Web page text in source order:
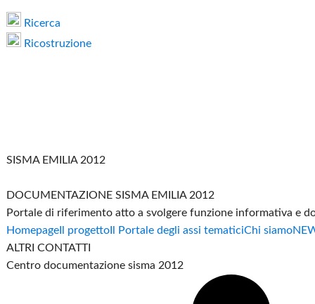
Ricerca
Ricostruzione
SISMA EMILIA 2012
DOCUMENTAZIONE SISMA EMILIA 2012
Portale di riferimento atto a svolgere funzione informativa e
Homepage Il progetto Il Portale degli assi tematiciChi siamo
ALTRI CONTATTI
Centro documentazione sisma 2012